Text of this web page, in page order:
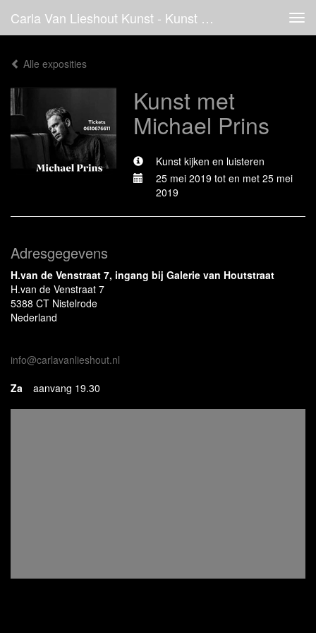
Carla Van Lieshout Kunst - Kunst Met Michael Prins
Alle exposities
Kunst met
Michael Prins
Kunst kijken en luisteren
25 mei 2019 tot en met 25 mei
2019
Adresgegevens
H.van de Venstraat 7, ingang bij Galerie van Houtstraat
H.van de Venstraat 7
5388 CT Nistelrode
Nederland
info@carlavanlieshout.nl
Za
aanvang 19.30